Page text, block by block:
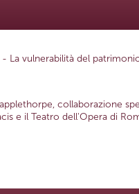
La vulnerabilità del
collaborazione
e il Teatro dell'Opera di